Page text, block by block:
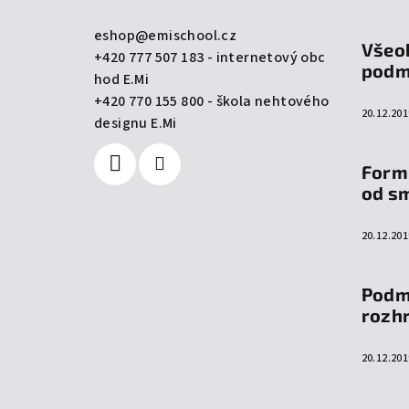
eshop@emischool.cz
+420 777 507 183 - internetový obc
hod E.Mi
+420 770 155 800 - škola nehtového
designu E.Mi
od